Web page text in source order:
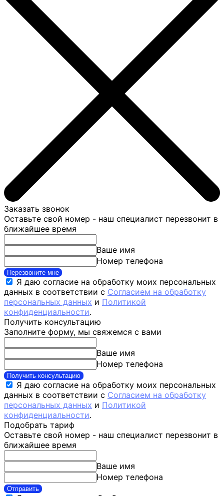
Заказать звонок
Оставьте свой номер - наш специалист перезвонит в
ближайшее время
Ваше имя
Номер телефона
Перезвоните мне
Я даю согласие на обработку моих персональных
данных в соответствии с Согласием на обработку
персональных данных и Политикой
конфиденциальности.
Получить консультацию
Заполните форму, мы свяжемся с вами
Ваше имя
Номер телефона
Получить консультацию
Я даю согласие на обработку моих персональных
данных в соответствии с Согласием на обработку
персональных данных и Политикой
конфиденциальности.
Подобрать тариф
Оставьте свой номер - наш специалист перезвонит в
ближайшее время
Ваше имя
Номер телефона
Отправить